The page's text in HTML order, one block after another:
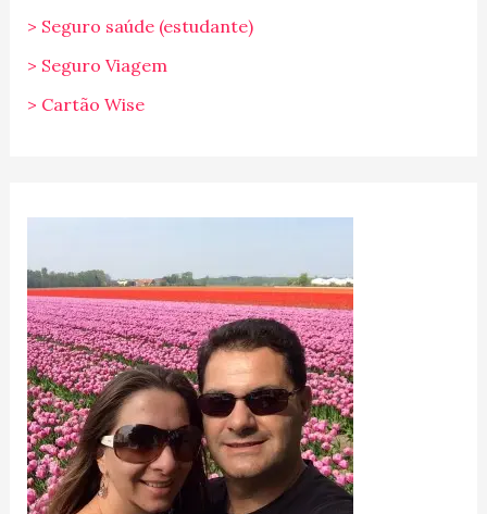
> Seguro saúde (estudante)
> Seguro Viagem
> Cartão Wise